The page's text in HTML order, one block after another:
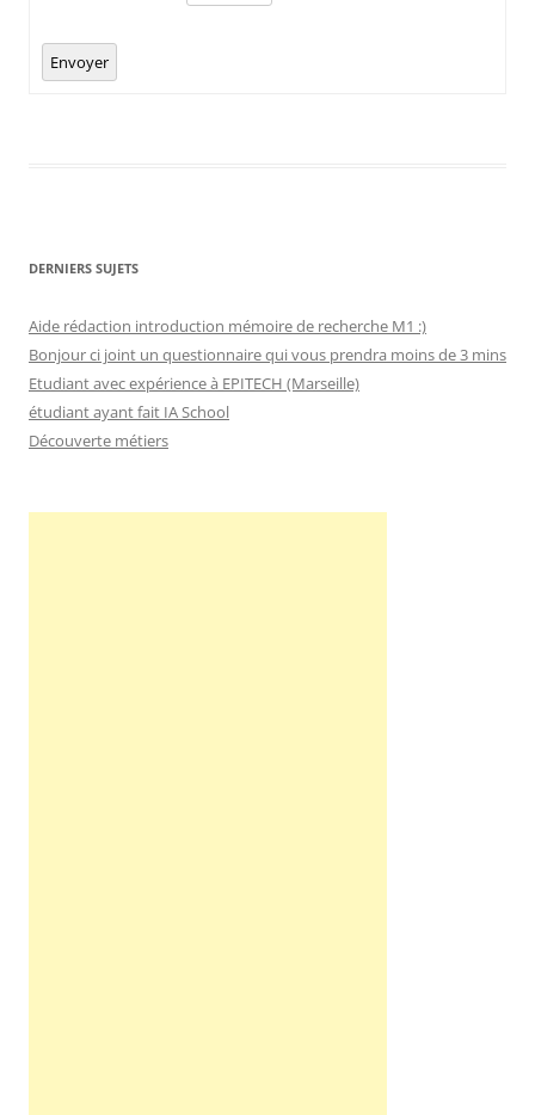
Envoyer
DERNIERS SUJETS
Aide rédaction introduction mémoire de recherche M1 :)
Bonjour ci joint un questionnaire qui vous prendra moins de 3 mins
Etudiant avec expérience à EPITECH (Marseille)
étudiant ayant fait IA School
Découverte métiers